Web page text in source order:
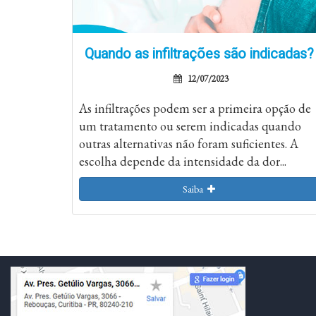
Quando as infiltrações são indicadas?
12/07/2023
As infiltrações podem ser a primeira opção de
um tratamento ou serem indicadas quando
outras alternativas não foram suficientes. A
escolha depende da intensidade da dor...
Saiba